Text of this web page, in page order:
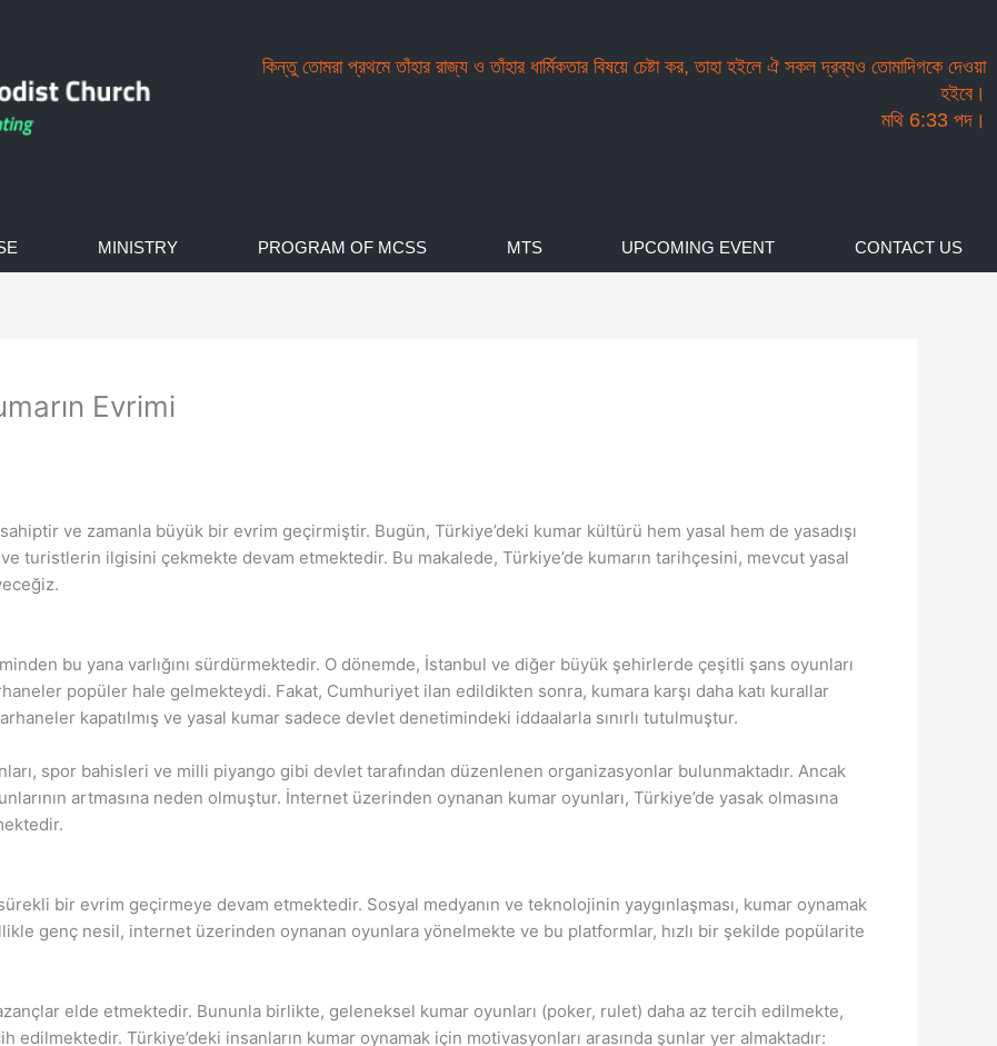
কিন্তু তোমরা প্রথমে তাঁহার রাজ্য ও তাঁহার ধার্মিকতার বিষয়ে চেষ্টা কর, তাহা হইলে ঐ সকল দ্রব্যও তোমাদিগকে দেওয়া
হইবে।
মথি 6:33 পদ।
MINISTRY PROGRAM OF MCSS MTS UPCOMING EVENT CONTACT US
Evrimi
ve zamanla büyük bir evrim geçirmiştir. Bugün, Türkiye’deki kumar kültürü hem yasal hem de yasadışı
turistlerin ilgisini çekmekte devam etmektedir. Bu makalede, Türkiye’de kumarın tarihçesini, mevcut yasal
bu yana varlığını sürdürmektedir. O dönemde, İstanbul ve diğer büyük şehirlerde çeşitli şans oyunları
popüler hale gelmekteydi. Fakat, Cumhuriyet ilan edildikten sonra, kumara karşı daha katı kurallar
kapatılmış ve yasal kumar sadece devlet denetimindeki iddaalarla sınırlı tutulmuştur.
spor bahisleri ve milli piyango gibi devlet tarafından düzenlenen organizasyonlar bulunmaktadır. Ancak
artmasına neden olmuştur. İnternet üzerinden oynanan kumar oyunları, Türkiye’de yasak olmasına
bir evrim geçirmeye devam etmektedir. Sosyal medyanın ve teknolojinin yaygınlaşması, kumar oynamak
genç nesil, internet üzerinden oynanan oyunlara yönelmekte ve bu platformlar, hızlı bir şekilde popülarite
elde etmektedir. Bununla birlikte, geleneksel kumar oyunları (poker, rulet) daha az tercih edilmekte,
edilmektedir. Türkiye’deki insanların kumar oynamak için motivasyonları arasında şunlar yer almaktadır: